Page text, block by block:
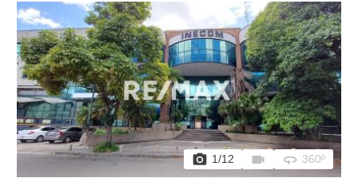
photo_camera 1/12 videocam 360 360º